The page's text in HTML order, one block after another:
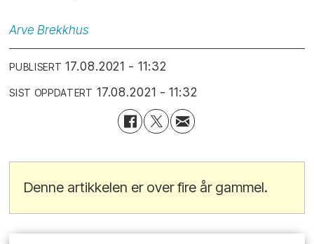
Arve Brekkhus
PUBLISERT 17.08.2021 - 11:32
SIST OPPDATERT 17.08.2021 - 11:32
Denne artikkelen er over fire år gammel.